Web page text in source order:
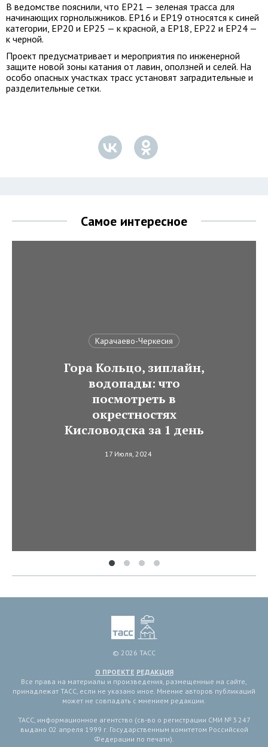
В ведомстве пояснили, что ЕР21 — зеленая трасса для
начинающих горнолыжников. ЕР16 и ЕР19 относятся к синей
категории, ЕР20 и ЕР25 — к красной, а ЕР18, ЕР22 и ЕР24 —
к черной.
Проект предусматривает и мероприятия по инженерной
защите новой зоны катания от лавин, оползней и селей. На
особо опасных участках трасс установят заградительные и
разделительные сетки.
Самое интересное
Карачаево-Черкесия
Гора Кольцо, зиплайн,
водопады: что
посмотреть в
окрестностях
Кисловодска за 1 день
17 Июля, 2024
© 2026 ТАСС
О ПРОЕКТЕ РЕДАКЦИЯ
Все права на материалы и произведения, размещенные на сайте,
принадлежат ТАСС, если не указано иное. Мнение авторов публикаций
может не совпадать с мнением редакции.
ТАСС, информационное агентство (св-во о регистрации СМИ № 3 247
выдано 02 апреля 1999 г. Государственным комитетом Российской
Федерации по печати).